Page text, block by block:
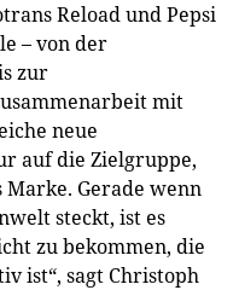
Reload und Pepsi
– von der
zur
mit
neue
auf die Zielgruppe,
Marke. Gerade wenn
steckt, ist es
zu bekommen, die
ist“, sagt Christoph